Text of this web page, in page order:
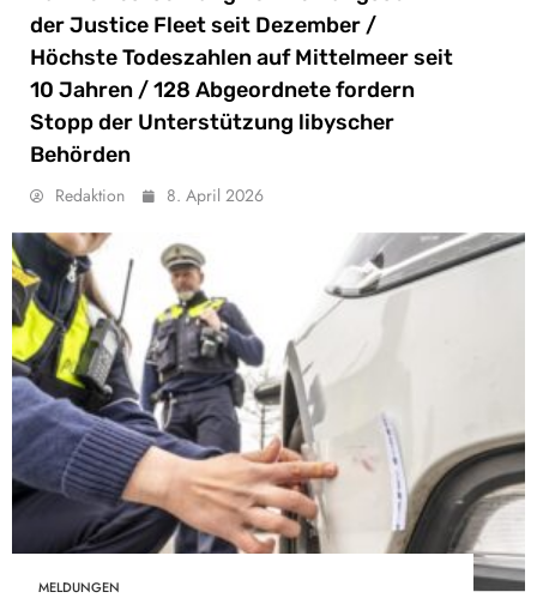
der Justice Fleet seit Dezember /
Höchste Todeszahlen auf Mittelmeer seit
10 Jahren / 128 Abgeordnete fordern
Stopp der Unterstützung libyscher
Behörden
Redaktion 8. April 2026
MELDUNGEN